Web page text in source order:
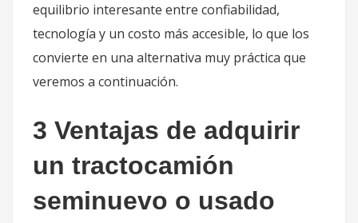
equilibrio interesante entre confiabilidad,
tecnología y un costo más accesible, lo que los
convierte en una alternativa muy práctica que
veremos a continuación.
3 Ventajas de adquirir
un tractocamión
seminuevo o usado